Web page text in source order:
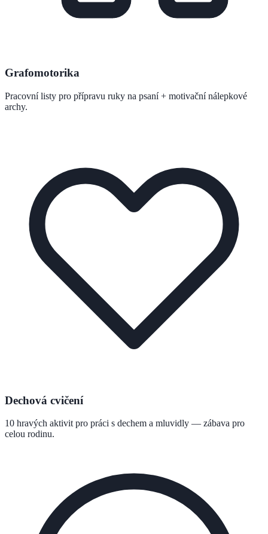
Grafomotorika
Pracovní listy pro přípravu ruky na psaní + motivační nálepkové
archy.
Dechová cvičení
10 hravých aktivit pro práci s dechem a mluvidly — zábava pro
celou rodinu.